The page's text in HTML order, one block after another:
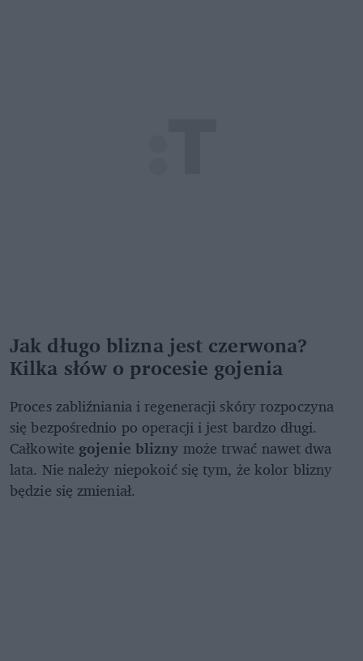
Jak długo blizna jest czerwona?
Kilka słów o procesie gojenia
Proces zabliźniania i regeneracji skóry rozpoczyna
się bezpośrednio po operacji i jest bardzo długi.
Całkowite gojenie blizny może trwać nawet dwa
lata. Nie należy niepokoić się tym, że kolor blizny
będzie się zmieniał.